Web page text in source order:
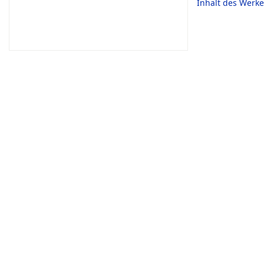
Inhalt des